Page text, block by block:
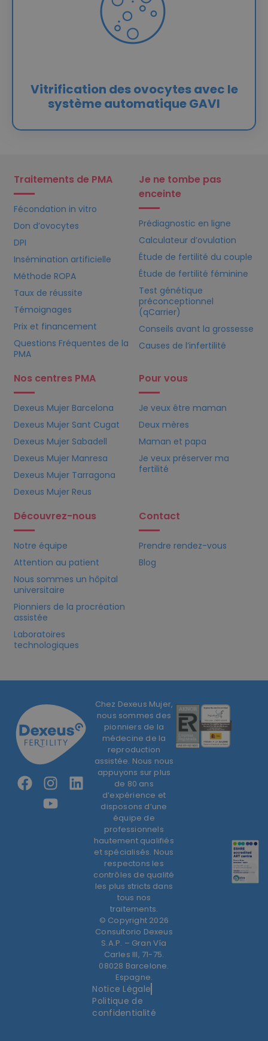
Vitrification des ovocytes avec le
système automatique GAVI
Traitements de PMA
Fécondation in vitro
Don d’ovocytes
DPI
Insémination artificielle
Méthode ROPA
Taux de réussite
Témoignages
Prix et financement
Questions Fréquentes de la
PMA
Je ne tombe pas
enceinte
Prédiagnostic en ligne
Calculateur d’ovulation
Étude de fertilité du couple
Étude de fertilité féminine
Test génétique
préconceptionnel
(qCarrier)
Conseils avant la grossesse
Causes de l’infertilité
Nos centres PMA
Dexeus Mujer Barcelona
Dexeus Mujer Sant Cugat
Dexeus Mujer Sabadell
Dexeus Mujer Manresa
Dexeus Mujer Tarragona
Dexeus Mujer Reus
Pour vous
Je veux être maman
Deux mères
Maman et papa
Je veux préserver ma
fertilité
Découvrez-nous
Notre équipe
Attention au patient
Nous sommes un hôpital
universitaire
Pionniers de la procréation
assistée
Laboratoires
technologiques
Contact
Prendre rendez-vous
Blog
Chez Dexeus Mujer,
nous sommes des
pionniers de la
médecine de la
reproduction
assistée. Nous nous
appuyons sur plus
de 80 ans
d’expérience et
disposons d’une
équipe de
professionnels
hautement qualifiés
et spécialisés. Nous
respectons les
contrôles de qualité
les plus stricts dans
tous nos
traitements.
© Copyright 2026
Consultorio Dexeus
S.A.P. – Gran Vía
Carles III, 71-75.
08028 Barcelone.
Espagne.
Notice Légale
Politique de
confidentialité